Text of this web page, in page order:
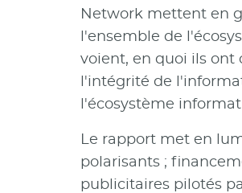
Network mettent en
l'ensemble de
voient, en quoi ils ont
l'intégrité de
l'écosystème
Le rapport met en
polarisants ;
publicitaires pilotés